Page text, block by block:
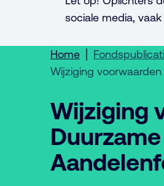
sociale media,
Home
Wijziging
Wijziging